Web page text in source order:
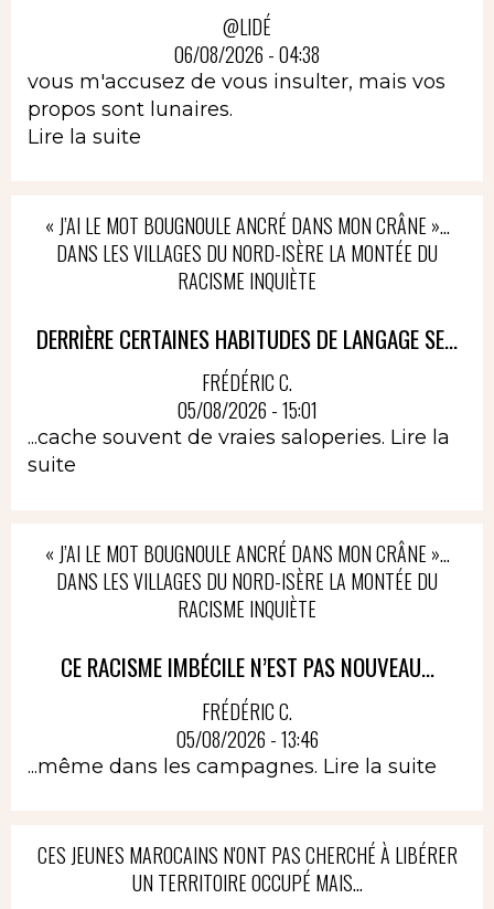
@LIDÉ
06/08/2026 - 04:38
vous m'accusez de vous insulter, mais vos
propos sont lunaires.
Lire la suite
« J’AI LE MOT BOUGNOULE ANCRÉ DANS MON CRÂNE »…
DANS LES VILLAGES DU NORD-ISÈRE LA MONTÉE DU
RACISME INQUIÈTE
DERRIÈRE CERTAINES HABITUDES DE LANGAGE SE...
FRÉDÉRIC C.
05/08/2026 - 15:01
...cache souvent de vraies saloperies. Lire la
suite
« J’AI LE MOT BOUGNOULE ANCRÉ DANS MON CRÂNE »…
DANS LES VILLAGES DU NORD-ISÈRE LA MONTÉE DU
RACISME INQUIÈTE
CE RACISME IMBÉCILE N’EST PAS NOUVEAU...
FRÉDÉRIC C.
05/08/2026 - 13:46
...même dans les campagnes. Lire la suite
CES JEUNES MAROCAINS N'ONT PAS CHERCHÉ À LIBÉRER
UN TERRITOIRE OCCUPÉ MAIS...